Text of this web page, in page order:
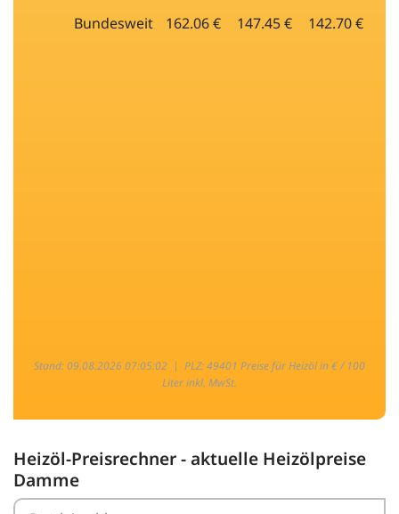
Bundesweit 162.06 € 147.45 € 142.70 €
Stand: 09.08.2026 07:05:02 | PLZ: 49401 Preise für Heizöl in € / 100
Liter inkl. MwSt.
Heizöl-Preisrechner - aktuelle Heizölpreise
Damme